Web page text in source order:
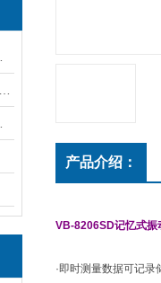
产品介绍：
VB-8206SD记忆式
·即时测量数据可记